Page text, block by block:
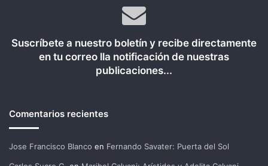
Suscríbete a nuestro boletín y recibe directamente
en tu correo lla notificación de nuestras
publicaciones...
Comentarios recientes
Jose Francisco Blanco en Fernando Savater: Puerta del Sol